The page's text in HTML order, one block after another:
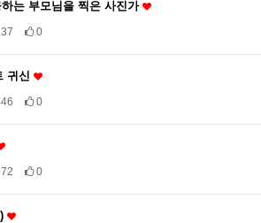
는 부모님을 찍은 사진가
0
귀신
0
0